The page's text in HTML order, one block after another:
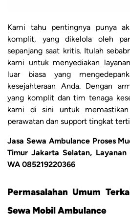
Kami tahu pentingnya punya
komplit, yang dikelola oleh
sepanjang saat kritis. Itulah
kami untuk menyediakan
luar biasa yang
kesejahteraan Anda. Dengan
yang komplit dan tim tenaga
kami di sini untuk
perawatan dan support tingkat
Jasa Sewa Ambulance Proses
Timur Jakarta Selatan,
WA 085219220366
Permasalahan Umum
Sewa Mobil Ambulance